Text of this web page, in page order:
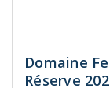
Domaine
Réserve